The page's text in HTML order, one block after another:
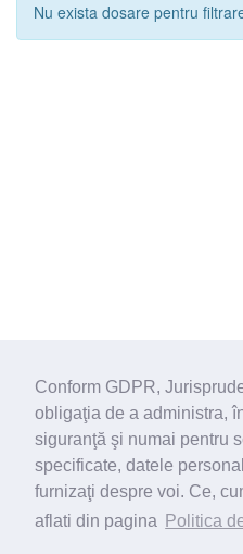
Conform GDPR,
obligaţia de a administra,
siguranţă şi numai pentru
specificate, datele
furnizaţi despre voi. Ce,
aflati din pagina
Politica
Nu exista dosare pentru